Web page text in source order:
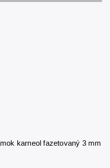
karneol fazetovaný 3 mm